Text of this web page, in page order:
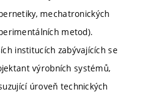
mechatronických
metod).
institucích zabývajících se
výrobních systémů,
úroveň technických